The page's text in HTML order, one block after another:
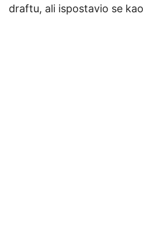
draftu, ali ispostavio se